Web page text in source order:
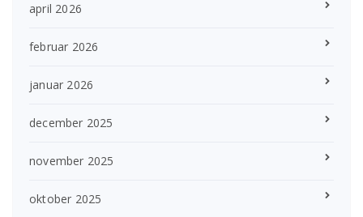
april 2026
februar 2026
januar 2026
december 2025
november 2025
oktober 2025